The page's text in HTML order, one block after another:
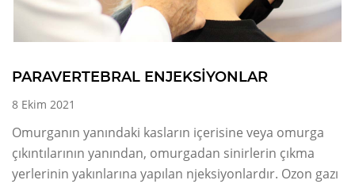
PARAVERTEBRAL ENJEKSİYONLAR
8 Ekim 2021
Omurganın yanındaki kasların içerisine veya omurga
çıkıntılarının yanından, omurgadan sinirlerin çıkma
yerlerinin yakınlarına yapılan njeksiyonlardır. Ozon gazı